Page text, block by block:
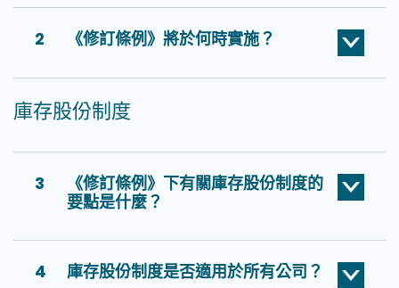
2 《修訂條例》將於何時實施？
庫存股份制度
3
《修訂條例》下有關庫存股份制度的
要點是什麼？
4 庫存股份制度是否適用於所有公司？